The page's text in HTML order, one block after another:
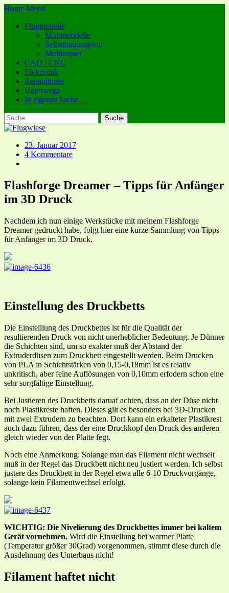
Home Menü
Flugmodelle
Motormodelle
Selbstbauprojekte
Multicopter
CAD / CNC
Elektronik
Reparaturen
Unterwegs
In eigener Sache…
23. Januar 2017
4 Kommentare
Flashforge Dreamer – Tipps für Anfänger
im 3D Druck
Nachdem ich nun einige Werkstücke mit meinem Flashforge
Dreamer gedruckt habe, folgt hier eine kurze Sammlung von Tipps
für Anfänger im 3D Druck.
Einstellung des Druckbetts
Die Einstelllung des Druckbettes ist für die Qualität der
resultierenden Druck von nicht unerheblicher Bedeutung. Je Dünner
die Schichten sind, um so exakter muß der Abstand der
Extruderdüsen zum Druckbett eingestellt werden. Beim Drucken
von PLA in Schichtstärken von 0,15-0,18mm ist es relativ
unkritisch, aber feine Auflösungen von 0,10mm erfodern schon eine
sehr sorgfältige Einstellung.
Bei Justieren des Druckbetts daruaf achten, dass an der Düse nicht
noch Plastikreste haften. Dieses gilt es besonders bei 3D-Drucken
mit zwei Extrudern zu beachten. Dort kann ein erkalteter Plastikrest
auch dazu führen, dass der eine Druckkopf den Druck des anderen
gleich wieder von der Platte fegt.
Noch eine Anmerkung: Solange man das Filament nicht wechselt
muß in der Regel das Druckbett nicht neu justiert werden. Ich selbst
justere das Druckbett in der Regel etwa alle 6-10 Druckvorgänge,
solange kein Filamentwechsel erfolgt.
WICHTIG: Die Nivelierung des Druckbettes immer bei kaltem
Gerät vornehmen. Wird die Einstellung bei warmer Platte
(Temperatur größer 30Grad) vorgenommen, stimmt diese durch die
Ausdehnung des Unterbaus nicht!
Filament haftet nicht